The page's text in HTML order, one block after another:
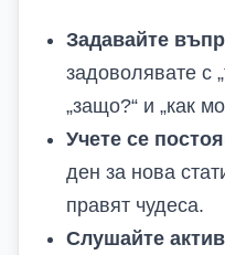
Задавайте
задоволявате с
„защо?“ и „как
Учете се
ден за нова
правят чудеса.
Слушайте